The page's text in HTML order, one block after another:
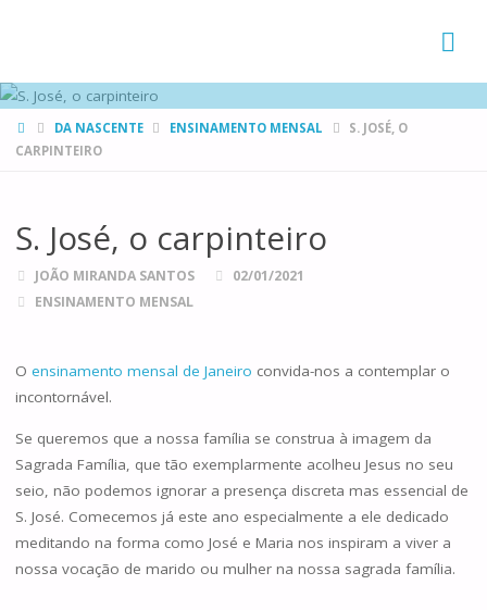
HOMEDA NASCENTE ENSINAMENTO MENSAL
S. JOSÉ, O
CARPINTEIRO
S. José, o carpinteiro
JOÃO MIRANDA SANTOS
02/01/2021
ENSINAMENTO MENSAL
O ensinamento mensal de Janeiro convida-nos a contemplar o
incontornável.
Se queremos que a nossa família se construa à imagem da
Sagrada Família, que tão exemplarmente acolheu Jesus no seu
seio, não podemos ignorar a presença discreta mas essencial de
S. José. Comecemos já este ano especialmente a ele dedicado
meditando na forma como José e Maria nos inspiram a viver a
nossa vocação de marido ou mulher na nossa sagrada família.